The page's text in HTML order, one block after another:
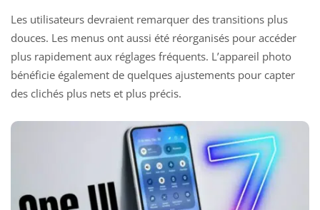
Les utilisateurs devraient remarquer des transitions plus
douces. Les menus ont aussi été réorganisés pour accéder
plus rapidement aux réglages fréquents. L’appareil photo
bénéficie également de quelques ajustements pour capter
des clichés plus nets et plus précis.